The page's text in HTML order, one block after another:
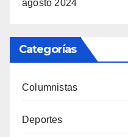
agosto 2024
Categorías
Columnistas
Deportes